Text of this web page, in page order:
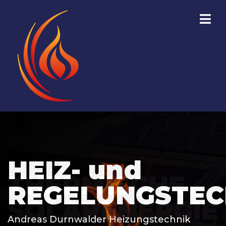
HEIZ- und
Andreas Durnwalder Heizungstechnik
THERMISCHE
SOLARENERGIE